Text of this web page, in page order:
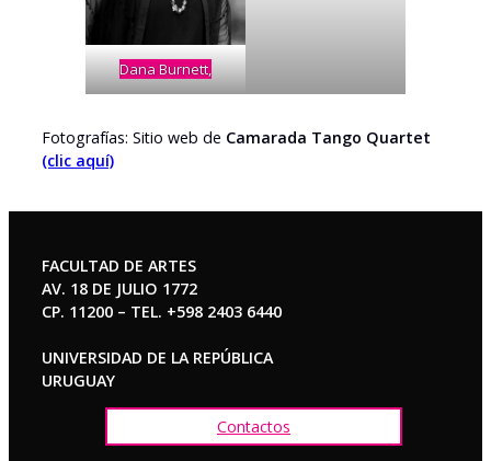
Dana Burnett,
Fotografías: Sitio web de Camarada Tango Quartet
(clic aquí)
FACULTAD DE ARTES
AV. 18 DE JULIO 1772
CP. 11200 – TEL. +598 2403 6440
UNIVERSIDAD DE LA REPÚBLICA
URUGUAY
Contactos